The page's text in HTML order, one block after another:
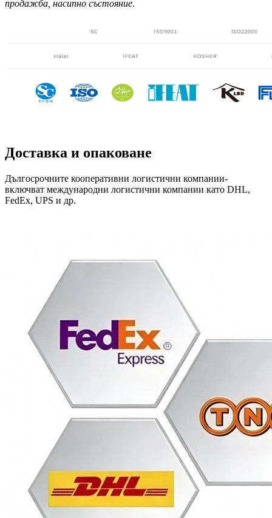
продажба, насипно състояние.
Доставка и опаковане
Дългосрочните кооперативни логистични компании-
включват международни логистични компании като DHL,
FedEx, UPS и др.